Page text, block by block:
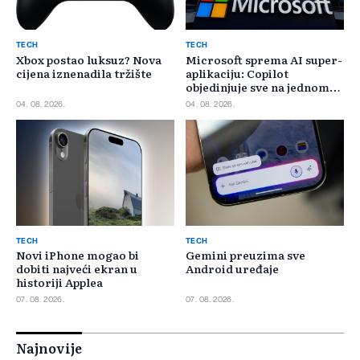
TECH
Xbox postao luksuz? Nova
cijena iznenadila tržište
04. 08. 2026.
TECH
Microsoft sprema AI super-
aplikaciju: Copilot
objedinjuje sve na jednom
mjestu
04. 08. 2026.
TECH
Novi iPhone mogao bi
dobiti najveći ekran u
historiji Applea
07. 08. 2026.
TECH
Gemini preuzima sve
Android uređaje
07. 08. 2026.
Najnovije